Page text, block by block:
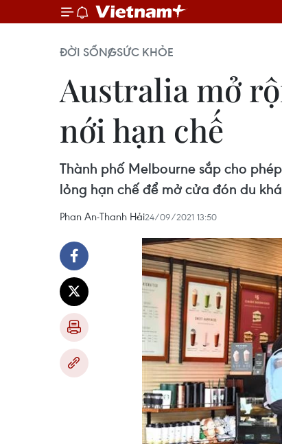
ĐỜI SỐNGSỨC KHỎE
Australia mở
nới hạn chế
Thành phố Melbourne sắp cho
lỏng hạn chế để mở cửa đón du
Phan An-Thanh Hải24/09/2021 13:50